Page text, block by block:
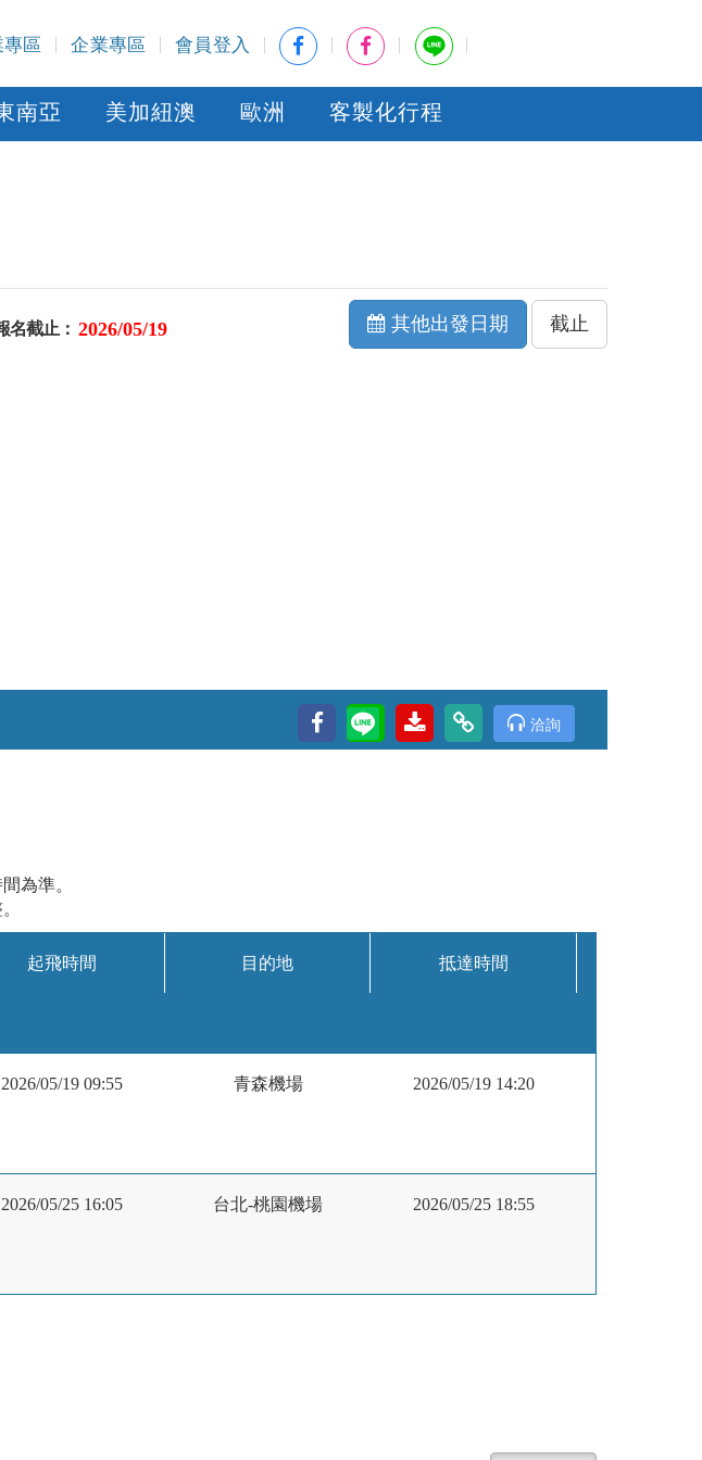
專區 企業專區 會員登入
南亞 美加紐澳 歐洲 客製化行程
名截止： 2026/05/19 其他出發日期 截止
洽詢
為準。
起飛時間 目的地 抵達時間
2026/05/19 09:55 青森機場 2026/05/19 14:20
2026/05/25 16:05 台北-桃園機場 2026/05/25 18:55